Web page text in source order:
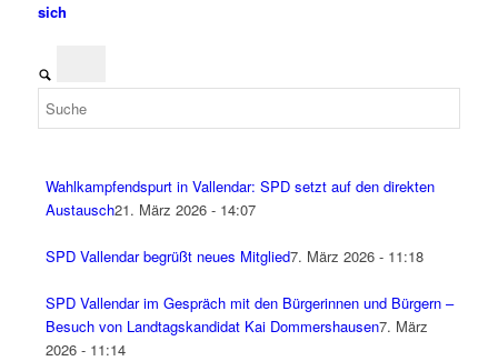
sich
Wahlkampfendspurt in Vallendar: SPD setzt auf den direkten
Austausch21. März 2026 - 14:07
SPD Vallendar begrüßt neues Mitglied7. März 2026 - 11:18
SPD Vallendar im Gespräch mit den Bürgerinnen und Bürgern –
Besuch von Landtagskandidat Kai Dommershausen7. März
2026 - 11:14